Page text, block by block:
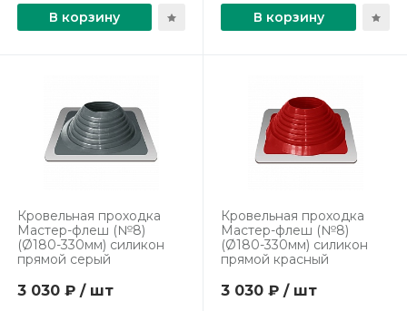
В корзину В корзину
Кровельная проходка
Мастер-флеш (№8)
(Ø180-330мм) силикон
прямой серый
3 030 ₽ / шт
Кровельная проходка
Мастер-флеш (№8)
(Ø180-330мм) силикон
прямой красный
3 030 ₽ / шт